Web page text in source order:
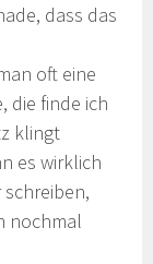
dass das
oft eine
die finde ich
klingt
es wirklich
nochmal